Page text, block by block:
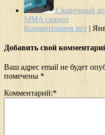
Сварочный
MMA сварки
Комментариев нет |
Добавить свой
Ваш адрес email не будет
помечены *
Комментарий:*